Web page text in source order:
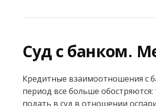
Суд с банком.
Кредитные взаимоотношения с
период все больше
подать в суд в отношении